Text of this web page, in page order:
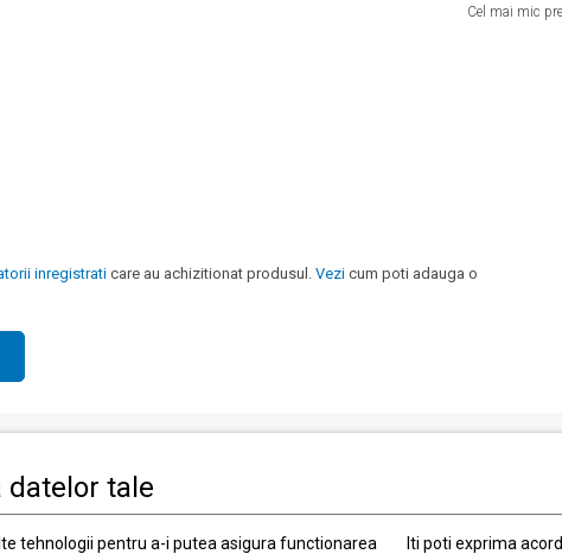
datelor tale
tehnologii pentru a-i putea asigura functionarea
Iti poti exprima
Cel mai mic
inregistrati care au achizitionat produsul. Vezi cum poti adauga o
Informatii clienti
Contact
Politica de